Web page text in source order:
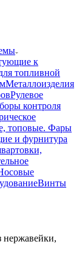
к
топливной
Металлоизделия
Рулевое
контроля
топовые. Фары
и фурнитура
Винты
нержавейки,